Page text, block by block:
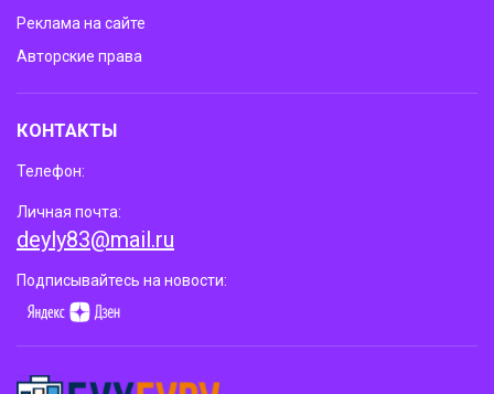
Реклама на сайте
Авторские права
КОНТАКТЫ
Телефон:
Личная почта:
deyly83@mail.ru
Подписывайтесь на новости: